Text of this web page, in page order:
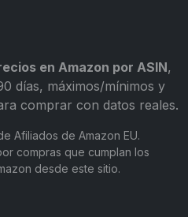
en Amazon por ASIN,
días, máximos/mínimos y
comprar con datos reales.
Afiliados de Amazon EU.
compras que cumplan los
desde este sitio.